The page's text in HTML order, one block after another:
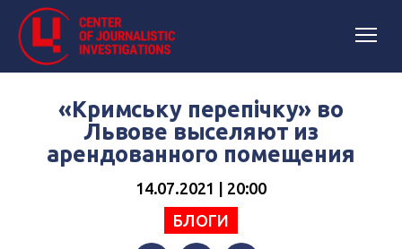
«Кримську перепічку» во
Львове выселяют из
арендованного помещения
14.07.2021 | 20:00
БЛОГИ